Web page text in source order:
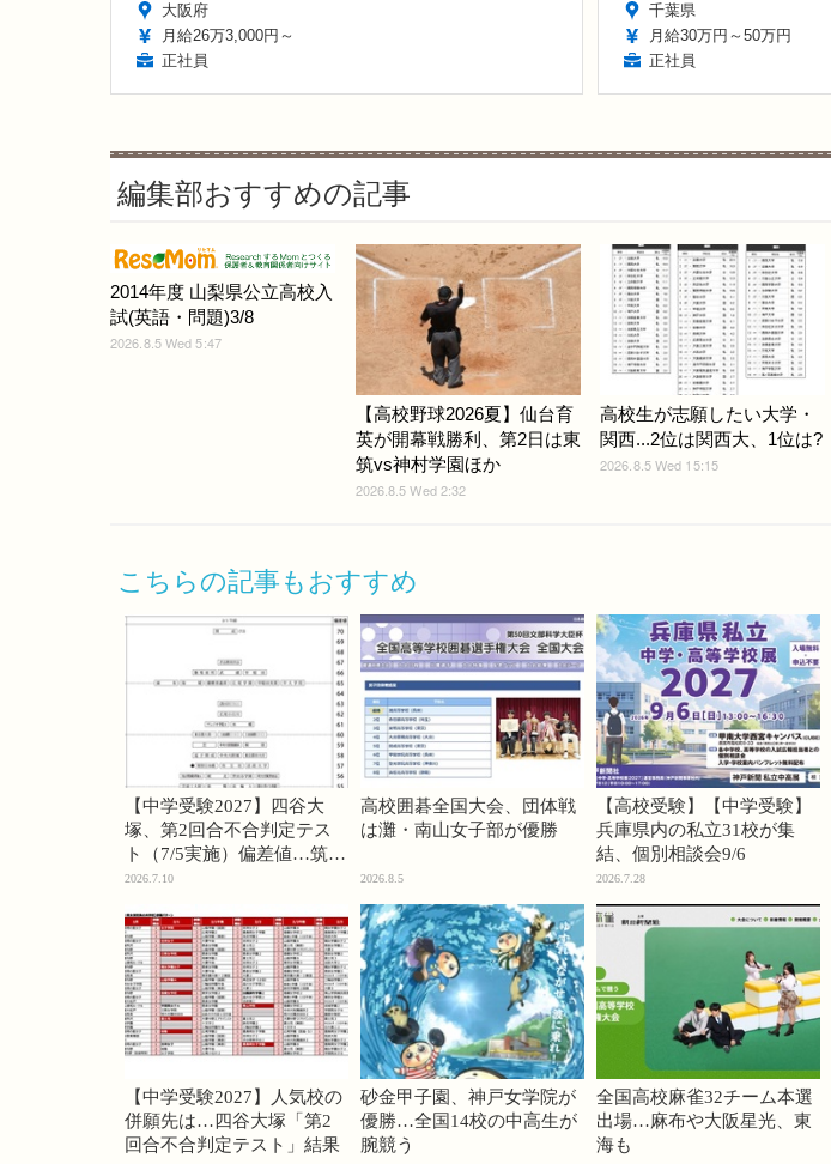
大阪府
月給26万3,000円～
正社員
千葉県
月給30万円～50万円
正社員
編集部おすすめの記事
2014年度 山梨県公立高校入
試(英語・問題)3/8
2026.8.5 Wed 5:47
【高校野球2026夏】仙台育
英が開幕戦勝利、第2日は東
筑vs神村学園ほか
2026.8.5 Wed 2:32
高校生が志願したい大学・
関西...2位は関西大、1位は?
2026.8.5 Wed 15:15
こちらの記事もおすすめ
【中学受験2027】四谷大
塚、第2回合不合判定テス
ト（7/5実施）偏差値…筑駒
74・桜蔭70＜PR＞
2026.7.10
高校囲碁全国大会、団体戦
は灘・南山女子部が優勝
2026.8.5
【高校受験】【中学受験】
兵庫県内の私立31校が集
結、個別相談会9/6
2026.7.28
【中学受験2027】人気校の
併願先は…四谷大塚「第2
回合不合判定テスト」結果
砂金甲子園、神戸女学院が
優勝…全国14校の中高生が
腕競う
全国高校麻雀32チーム本選
出場…麻布や大阪星光、東
海も